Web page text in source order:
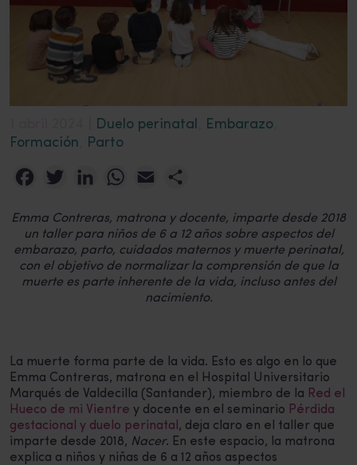
Duelo perinatal Embarazo
Formación
Parto
FacebookTwitterLinkedInWhatsApp
Email
Emma Contreras, matrona y docente, imparte desde 2018
un taller para niños de 6 a 12 años sobre aspectos del
embarazo, parto, cuidados maternos y muerte perinatal,
con el objetivo de normalizar la comprensión de que la
muerte es parte inherente de la vida, incluso antes del
nacimiento.
La muerte forma parte de la vida. Esto es algo en lo que
Emma Contreras, matrona en el Hospital Universitario
Marqués de Valdecilla (Santander), miembro de la Red el
Hueco de mi Vientre y docente en el seminario Pérdida
gestacional y duelo perinatal, deja claro en el taller que
imparte desde 2018, Nacer. En este espacio, la matrona
explica a niños y niñas de 6 a 12 años aspectos